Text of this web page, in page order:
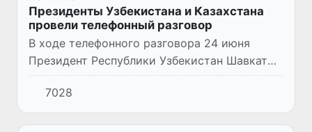
Президенты Узбекистана и Казахстана
провели телефонный разговор
В ходе телефонного разговора 24 июня
Президент Республики Узбекистан Шавкат
Мирзиёев и Президент Республики
Казахстан Касым-Жомарт Токаев
подчеркнули важность дальнейшего
7028